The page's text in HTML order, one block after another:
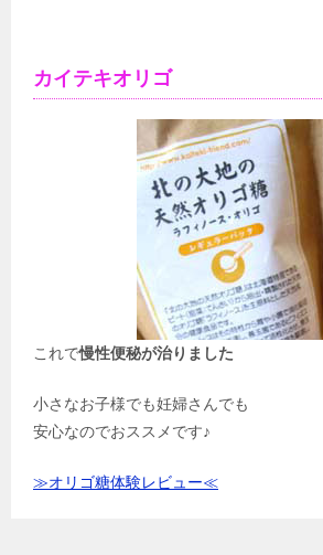
カイテキオリゴ
これで慢性便秘が治りました
小さなお子様でも妊婦さんでも
安心なのでおススメです♪
≫オリゴ糖体験レビュー≪